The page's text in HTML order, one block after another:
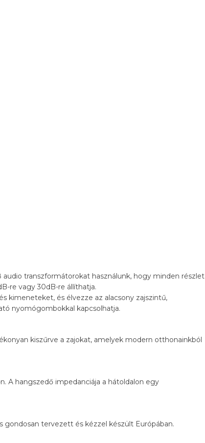
transzformátorokat használunk, hogy minden részlet
re vagy 30dB-re állíthatja.
kimeneteket, és élvezze az alacsony zajszintű,
nyomógombokkal kapcsolhatja.
kiszűrve a zajokat, amelyek modern otthonainkból
A hangszedő impedanciája a hátoldalon egy
gondosan tervezett és kézzel készült Európában.